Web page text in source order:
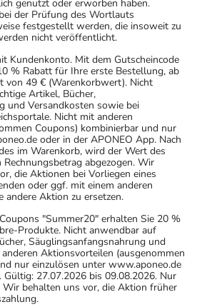
genutzt oder erworben haben.
der Prüfung des Wortlauts
festgestellt werden, die insoweit zu
nicht veröffentlicht.
Kundenkonto. Mit dem Gutscheincode
% Rabatt für Ihre erste Bestellung, ab
von 49 € (Warenkorbwert). Nicht
Artikel, Bücher,
und Versandkosten sowie bei
Nicht mit anderen
Coupons) kombinierbar und nur
oder in der APONEO App. Nach
im Warenkorb, wird der Wert des
abgezogen. Wir
die Aktionen bei Vorliegen eines
oder ggf. mit einem anderen
andere Aktion zu ersetzen.
"Summer20" erhalten Sie 20 %
Produkte. Nicht anwendbar auf
Säuglingsanfangsnahrung und
Aktionsvorteilen (ausgenommen
nur einzulösen unter www.aponeo.de
27.07.2026 bis 09.08.2026. Nur
behalten uns vor, die Aktion früher